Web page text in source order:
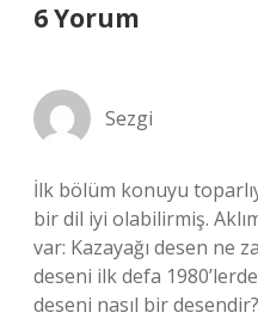
6 Yorum
Sezgi
İlk bölüm konuyu
bir dil iyi olabilirmiş.
var: Kazayağı desen ne
deseni ilk defa
deseni nasıl bir